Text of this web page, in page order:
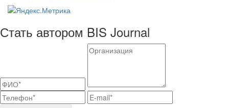
Стать автором BIS Journal